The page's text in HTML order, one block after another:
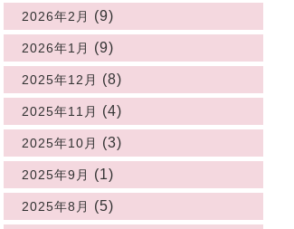
2026年2月 (9)
2026年1月 (9)
2025年12月 (8)
2025年11月 (4)
2025年10月 (3)
2025年9月 (1)
2025年8月 (5)